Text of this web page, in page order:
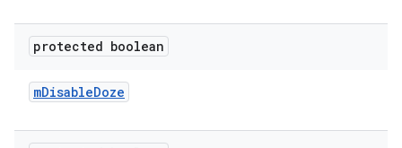
protected boolean
mDisableDoze